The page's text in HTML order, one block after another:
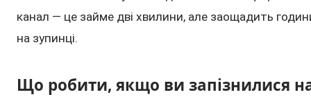
канал — це займе дві хвилини, але заощадить
на зупинці.
Що робити, якщо ви запізнилися